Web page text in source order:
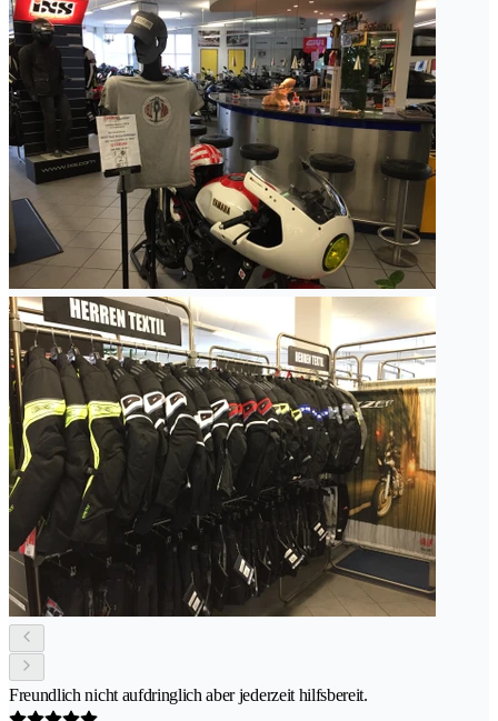
Freundlich nicht aufdringlich aber jederzeit hilfsbereit.